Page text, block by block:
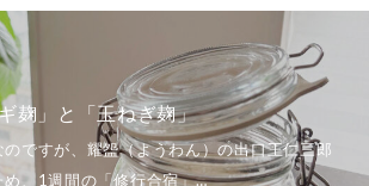
夏至のカノン瞑想＠横浜BUNTAI。「
い」という感覚